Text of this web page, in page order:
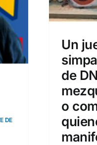
DE
CONTRA
Un
de
o